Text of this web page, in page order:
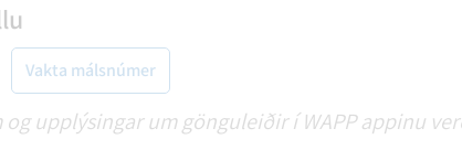
Vakta málsnúmer
upplýsingar um gönguleiðir í WAPP appinu